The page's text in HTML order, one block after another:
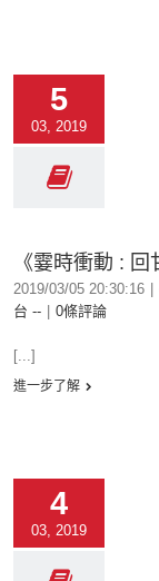
5
03, 2019
《霎時衝動 :
2019/03/05 20:30:16
台 --
0條評論
[...]
進一步了解
4
03, 2019